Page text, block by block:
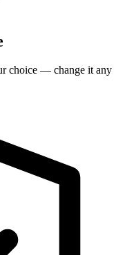
choice — change it any